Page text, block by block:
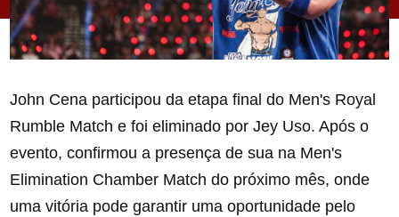
John Cena participou da etapa final do Men's Royal
Rumble Match e foi eliminado por Jey Uso. Após o
evento, confirmou a presença de sua na Men's
Elimination Chamber Match do próximo mês, onde
uma vitória pode garantir uma oportunidade pelo